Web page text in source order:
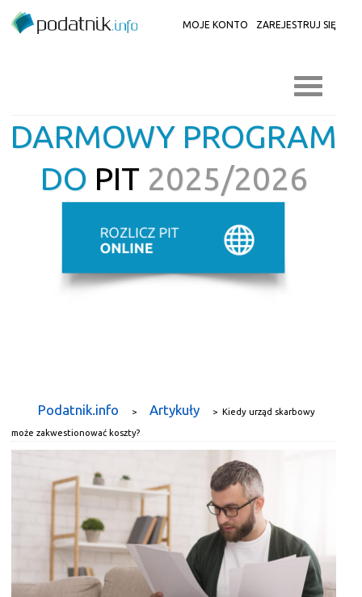
MOJE KONTO ZAREJESTRUJ SIĘ
DARMOWY PROGRAM
DO PIT 2025/2026
Podatnik.info > Artykuły > Kiedy urząd skarbowy
może zakwestionować koszty?